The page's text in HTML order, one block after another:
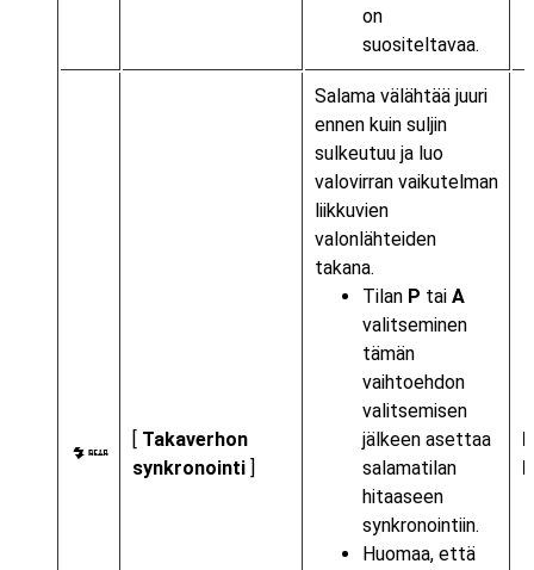
on
suositeltavaa.
M
[ Takaverhon
synkronointi ]
Salama välähtää juuri
ennen kuin suljin
sulkeutuu ja luo
valovirran vaikutelman
liikkuvien
valonlähteiden
takana.
Tilan P tai A
valitseminen
tämän
vaihtoehdon
valitsemisen
jälkeen asettaa
salamatilan
hitaaseen
synkronointiin.
Huomaa, että
P